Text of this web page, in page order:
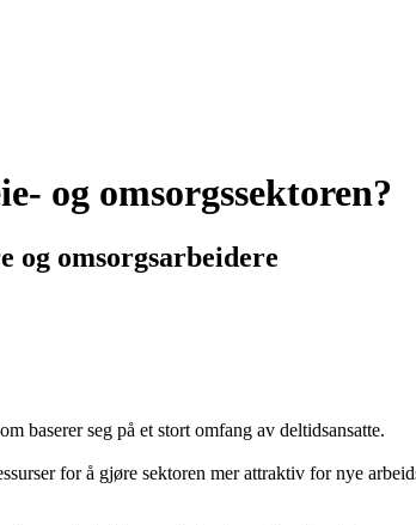
og omsorgssektoren?
og omsorgsarbeidere
baserer seg på et stort omfang av deltidsansatte.
for å gjøre sektoren mer attraktiv for nye